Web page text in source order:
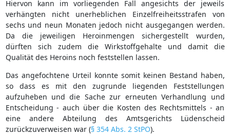
Hiervon kann im vorliegenden Fall angesichts der jeweils
verhängten nicht unerheblichen Einzelfreiheitsstrafen von
sechs und neun Monaten jedoch nicht ausgegangen werden.
Da die jeweiligen Heroinmengen sichergestellt wurden,
dürften sich zudem die Wirkstoffgehalte und damit die
Qualität des Heroins noch feststellen lassen.
Das angefochtene Urteil konnte somit keinen Bestand haben,
so dass es mit den zugrunde liegenden Feststellungen
aufzuheben und die Sache zur erneuten Verhandlung und
Entscheidung - auch über die Kosten des Rechtsmittels - an
eine andere Abteilung des Amtsgerichts Lüdenscheid
zurückzuverweisen war (§ 354 Abs. 2 StPO).